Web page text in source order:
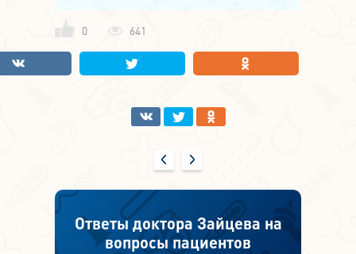
0 641
Ответы доктора Зайцева на
вопросы пациентов